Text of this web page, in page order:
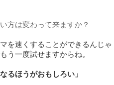
方は変わって来ますか？
を速くすることができるんじゃ
う一度試せますからね。
るほうがおもしろい」